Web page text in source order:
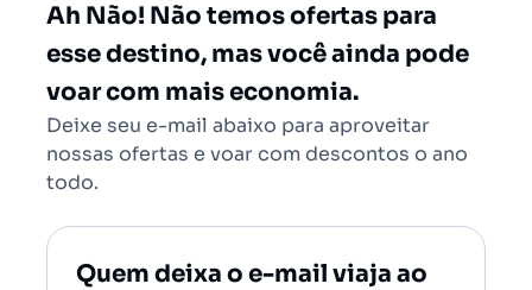
Ah Não! Não temos ofertas para
esse destino, mas você ainda pode
voar com mais economia.
Deixe seu e-mail abaixo para aproveitar
nossas ofertas e voar com descontos o ano
todo.
Quem deixa o e-mail viaja ao